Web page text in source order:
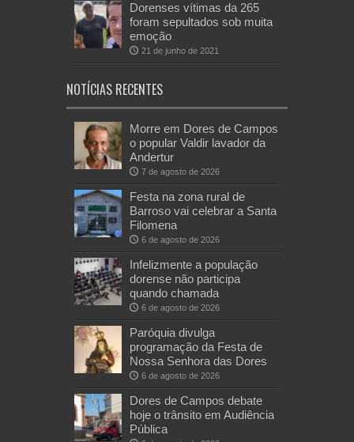
Dorenses vítimas da 265
foram sepultados sob muita
emoção
21 de junho de 2021
NOTÍCIAS RECENTES
Morre em Dores de Campos
o popular Valdir lavador da
Andertur
7 de agosto de 2026
Festa na zona rural de
Barroso vai celebrar a Santa
Filomena
6 de agosto de 2026
Infelizmente a população
dorense não participa
quando chamada
6 de agosto de 2026
Paróquia divulga
programação da Festa de
Nossa Senhora das Dores
6 de agosto de 2026
Dores de Campos debate
hoje o trânsito em Audiência
Pública